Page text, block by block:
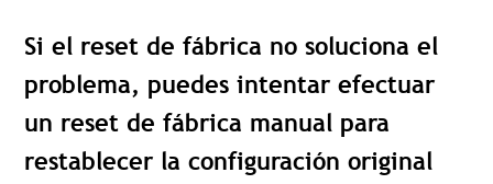
Si el reset de fábrica no soluciona el
problema, puedes intentar efectuar
un reset de fábrica manual para
restablecer la configuración original